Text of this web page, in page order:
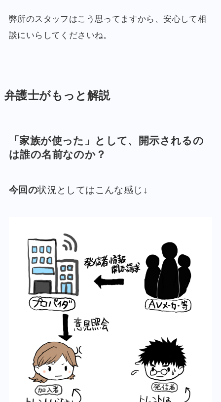
弊所のスタッフはこう思ってますから、安心して相
談にいらしてくださいね。
弁護士がもっと解説
「家族が使った」として、開示されるの
は誰の名前なのか？
今回の状況としてはこんな感じ↓